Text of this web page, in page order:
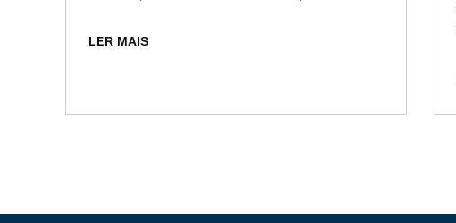
LER MAIS